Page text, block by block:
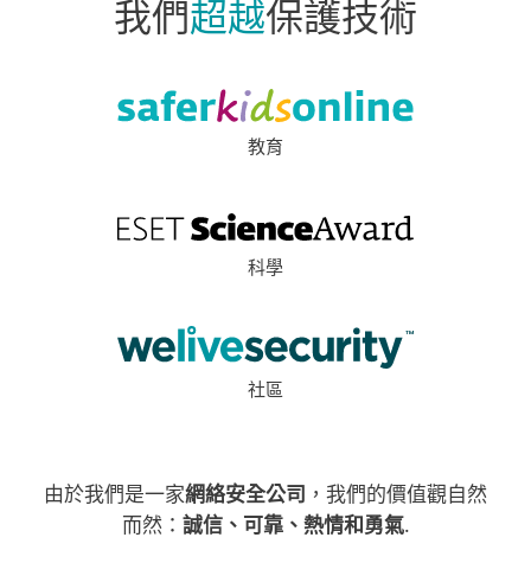
我們超越保護技術
教育
科學
社區
由於我們是一家網絡安全公司 ，我們的價值觀自然
而然： 誠信、可靠、熱情和勇氣.